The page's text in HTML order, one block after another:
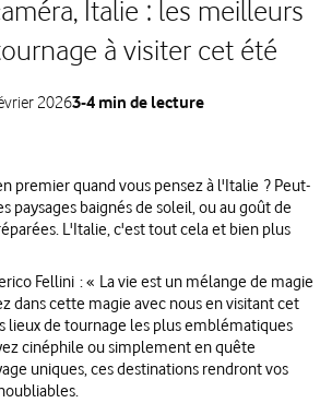
Italie : les meilleurs
à visiter cet été
20263-4 min de lecture
premier quand vous pensez à l'Italie ? Peut-
paysages baignés de soleil, ou au goût de
L'Italie, c'est tout cela et bien plus
Fellini : « La vie est un mélange de magie
dans cette magie avec nous en visitant cet
lieux de tournage les plus emblématiques
cinéphile ou simplement en quête
uniques, ces destinations rendront vos